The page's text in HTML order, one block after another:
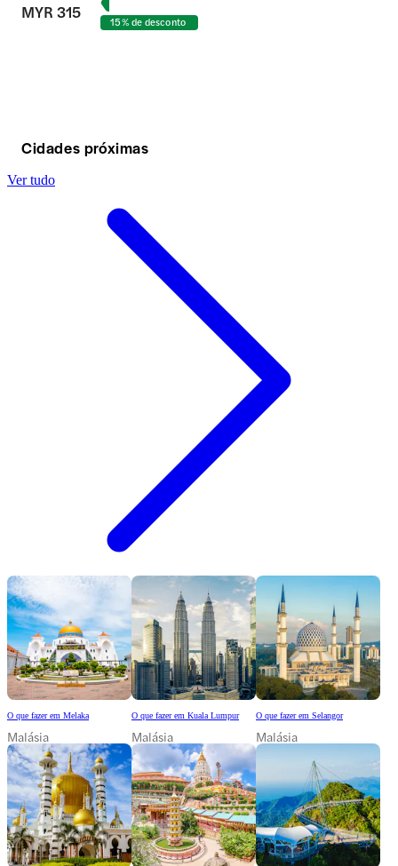
MYR 315 15% de desconto
Cidades próximas
Ver tudo
O que fazer em Melaka
Malásia
O que fazer em Kuala Lumpur
Malásia
O que fazer em Selangor
Malásia